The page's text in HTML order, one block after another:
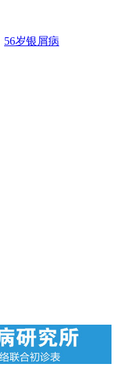
56岁银屑病